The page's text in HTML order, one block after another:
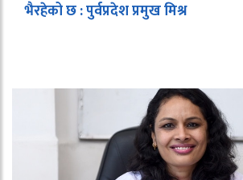
भैरहेको छ : पुर्वप्रदेश प्रमुख मिश्र